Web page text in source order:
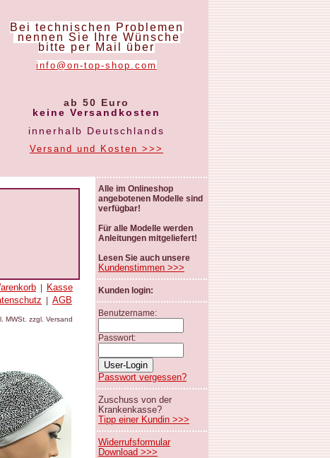
Bei technischen Problemen
nennen Sie Ihre Wünsche
bitte per Mail über
info@on-top-shop.com
ab 50 Euro
keine Versandkosten
innerhalb Deutschlands
Versand und Kosten >>>
Kasse
AGB
MWSt. zzgl. Versand
Alle im Onlineshop
angebotenen Modelle sind
verfügbar!
Für alle Modelle werden
Anleitungen mitgeliefert!
Lesen Sie auch unsere
Kundenstimmen >>>
Kunden login:
Benutzername:
Passwort:
Passwort vergessen?
Zuschuss von der
Krankenkasse?
Tipp einer Kundin >>>
Widerrufsformular
Download >>>